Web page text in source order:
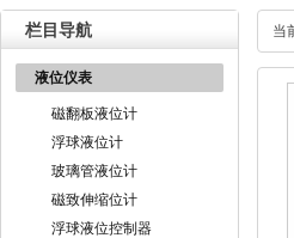
栏目导航
液位仪表
磁翻板液位计
浮球液位计
玻璃管液位计
磁致伸缩位计
浮球液位控制器
当